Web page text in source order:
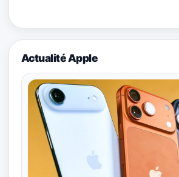
Actualité Apple